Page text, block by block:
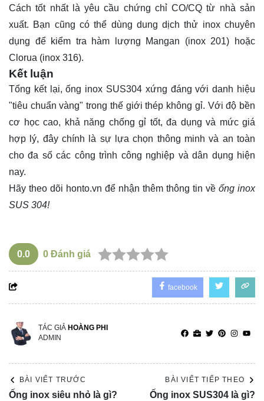
Cách tốt nhất là yêu cầu chứng chỉ CO/CQ từ nhà sản
xuất. Bạn cũng có thể dùng dung dịch thử inox chuyên
dụng để kiểm tra hàm lượng Mangan (inox 201) hoặc
Clorua (inox 316).
Kết luận
Tổng kết lại, ống inox SUS304 xứng đáng với danh hiệu
"tiêu chuẩn vàng" trong thế giới thép không gỉ. Với độ bền
cơ học cao, khả năng chống gỉ tốt, đa dụng và mức giá
hợp lý, đây chính là sự lựa chọn thông minh và an toàn
cho đa số các công trình công nghiệp và dân dụng hiện
nay.
Hãy theo dõi honto.vn để nhận thêm thông tin về ống inox
SUS 304!
0.0 0 Đánh giá
facebook
TÁC GIẢ HOÀNG PHI
ADMIN
BÀI VIẾT TRƯỚC
Ống inox siêu nhỏ là gì?
BÀI VIẾT TIẾP THEO
Ống inox SUS304 là gì?